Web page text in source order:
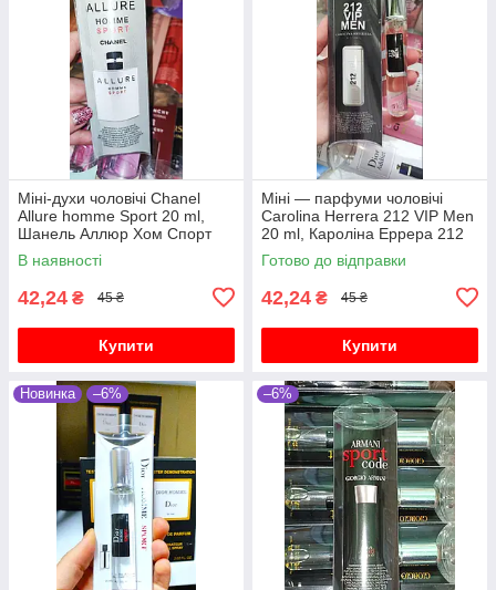
Міні-духи чоловічі Chanel
Allure homme Sport 20 ml,
Шанель Аллюр Хом Спорт
В наявності
42,24 ₴ 45 ₴
Купити
Міні — парфуми чоловічі
Carolina Herrera 212 VIP Men
20 ml, Кароліна Еррера 212
Віп Мен
Готово до відправки
42,24 ₴ 45 ₴
Купити
Новинка –6% –6%